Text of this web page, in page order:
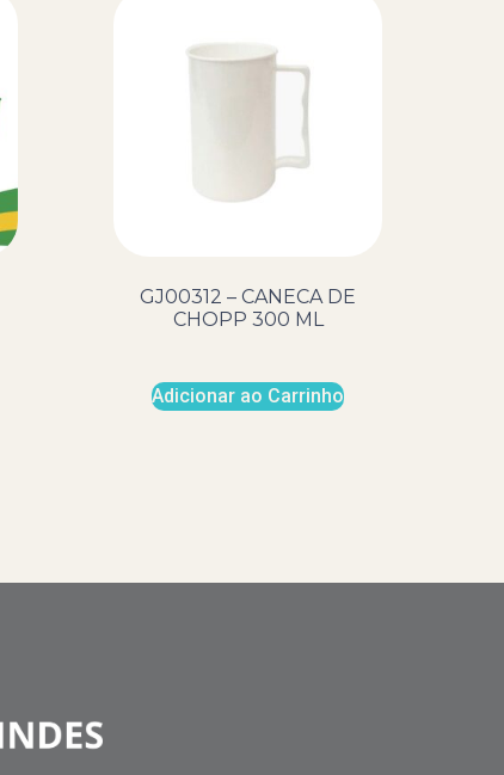
GJ00312 – CANECA DE
CHOPP 300 ML
Adicionar ao Carrinho